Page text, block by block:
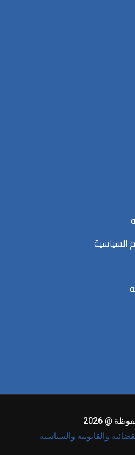
@ 2026
والقانونية والسياسية